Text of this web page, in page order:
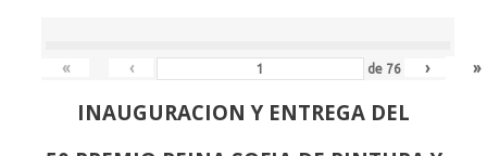
« ‹ de 76 › »
INAUGURACION Y ENTREGA DEL